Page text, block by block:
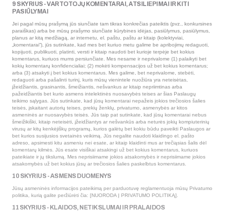
9 SKYRIUS - VARTOTOJŲ KOMENTARAI, ATSILIEPIMAI IR KITI
PASIŪLYMAI
Jei pagal mūsų prašymą jūs siunčiate tam tikras konkrečias pateiktis (pvz., konkursines
paraiškas) arba be mūsų prašymo siunčiate kūrybines idėjas, pasiūlymus, pasiūlymus,
planus ar kitą medžiagą, ar internetu, el. paštu, paštu ar kitaip (kolektyviai,
„komentarai“), jūs sutinkate, kad mes bet kuriuo metu galime be apribojimų redaguoti,
kopijuoti, publikuoti, platinti, versti ir kitaip naudoti bet kurioje terpėje bet kokius
komentarus, kuriuos mums persiunčiate. Mes nesame ir neprivalome (1) palaikyti bet
kokių komentarų konfidencialiai; (2) mokėti kompensacijos už bet kokius komentarus;
arba (3) atsakyti į bet kokius komentarus. Mes galime, bet neprivalome, stebėti,
redaguoti arba pašalinti turinį, kuris mūsų vienintele nuožiūra yra neteisėtas,
įžeidžiantis, grasinantis, šmeižiantis, nešvankus ar kitaip nepriimtinas arba
pažeidžiantis bet kurio asmens intelektinės nuosavybės teises ar šias Paslaugų
teikimo sąlygas. Jūs sutinkate, kad jūsų komentarai nepažeis jokios trečiosios šalies
teisės, įskaitant autorių teises, prekių ženklų, privatumo, asmenybės ar kitos
asmeninės ar nuosavybės teisės. Jūs taip pat sutinkate, kad jūsų komentarai nebus
šmeižikiški, kitaip neteisėti, įžeidžiantys ar nešvankūs arba neturės jokių kompiuterinių
virusų ar kitų kenkėjiškų programų, kurios galėtų bet kokiu būdu paveikti Paslaugos ar
bet kurios susijusios svetainės veikimą. Jūs negalite naudoti klaidingo el. pašto
adreso, apsimesti kitu asmeniu nei esate, ar kitaip klaidinti mus ar trečiąsias šalis dėl
komentarų kilmės. Jūs esate visiškai atsakingi už bet kokius komentarus, kuriuos
pateikiate ir jų tikslumą. Mes neprisiimame jokios atsakomybės ir neprisiimame jokios
atsakomybės už bet kokius jūsų ar trečiosios šalies paskelbtus komentarus.
10 SKYRIUS - ASMENS DUOMENYS
Jūsų asmeninės informacijos pateikimą per parduotuvę reglamentuoja mūsų Privatumo
politika, kurią galite peržiūrėti čia: [NUORODA Į PRIVATUMO POLITIKĄ].
11 SKYRIUS - KLAIDOS, NETIKSLUMAI IR PRALAIDOS